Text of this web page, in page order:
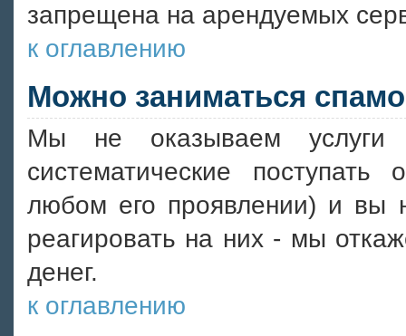
запрещена на арендуемых
к оглавлению
Можно заниматься
Мы не оказываем
систематические
любом его проявлении) и вы
реагировать на них - мы
денег.
к оглавлению